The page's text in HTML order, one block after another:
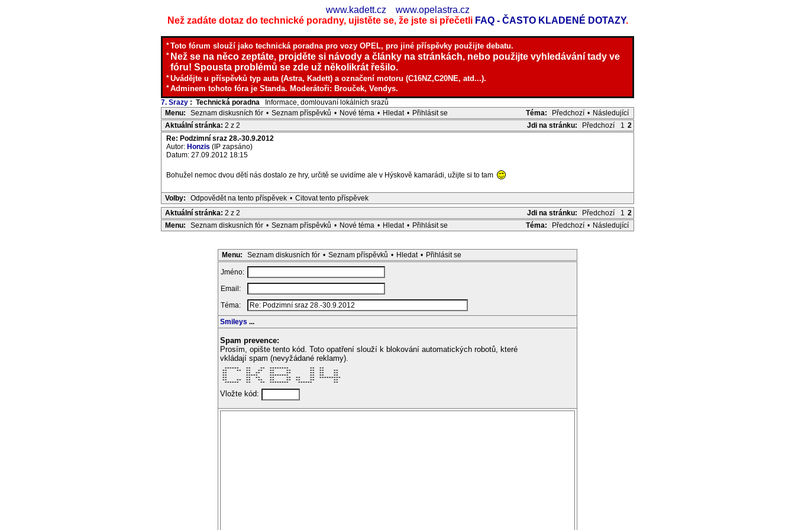
www.kadett.cz
www.opelastra.cz
Než zadáte dotaz do technické poradny, ujistěte se, že jste si přečetli FAQ - ČASTO KLADENÉ DOTAZY.
*Toto fórum slouží jako technická poradna pro vozy OPEL, pro jiné příspěvky použijte debatu.
* Než se na něco zeptáte, projděte si návody a články na stránkách, nebo použijte vyhledávání tady ve
fóru! Spousta problémů se zde už několikrát řešilo.
*Uvádějte u příspěvků typ auta (Astra, Kadett) a označení motoru (C16NZ,C20NE, atd...).
*Adminem tohoto fóra je Standa. Moderátoři: Brouček, Vendys.
7. Srazy : Technická poradna Informace, domlouvaní lokálních srazů
Téma:
Předchozí • Následující
Menu: Seznam diskusních fór • Seznam příspěvků • Nové téma • Hledat • Přihlásit se
Jdi na stránku:
Předchozí 1 2
Aktuální stránka: 2 z 2
Re: Podzimní sraz 28.-30.9.2012
Autor: Honzis (IP zapsáno)
Datum: 27.09.2012 18:15
Bohužel nemoc dvou dětí nás dostalo ze hry, určitě se uvidíme ale v Hýskově kamarádi, užijte si to tam
Volby: Odpovědět na tento příspěvek • Citovat tento příspěvek
Jdi na stránku:
Předchozí 1 2
Aktuální stránka: 2 z 2
Téma:
Předchozí • Následující
Menu: Seznam diskusních fór • Seznam příspěvků • Nové téma • Hledat • Přihlásit se
Menu: Seznam diskusních fór • Seznam příspěvků • Hledat • Přihlásit se
Jméno:
Email:
Téma:
Smileys ...
Spam prevence:
Prosím, opište tento kód. Toto opatření slouží k blokování automatických robotů, které
vkládají spam (nevyžádané reklamy).
  ******   **    **  ********         **  **
**    **  **   **   **     **        **  **    **
**        **  **    **     **        **  **    **
**        *****     ********         **  **    **
**        **  **    **     **  **    **  *********
**    **  **   **   **     **  **    **        **
  ******   **    **  ********    ******         **
Vložte kód: